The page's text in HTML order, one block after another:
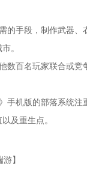
的手段，制作武器、
。
数百名玩家联合或竞
手机版的部落系统注
及重生点。
】